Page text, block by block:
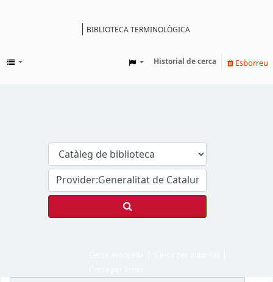
BIBLIOTECA TERMINOLÒGICA
Historial de cerca Esborreu